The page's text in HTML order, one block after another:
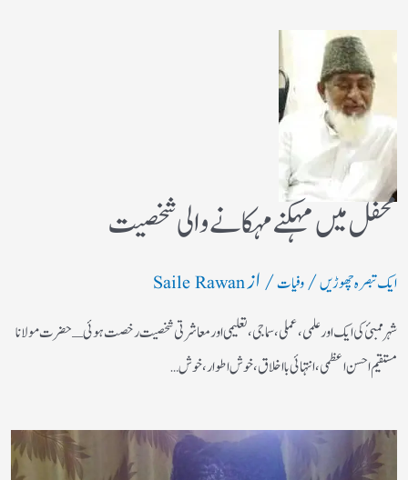
محفل میں مہکنے مہکانے والی شخصیت
ایک تبصرہ چھوڑیں/وفیات/ ازSaile Rawan
شہر ممبئ کی ایک اور علمی، عملی، سماجی، تعلیمی اور معاشرتی شخصیت رخصت ہوئی ـ حضرت مولانا
مستقیم احسن اعظمی، انتہائی بااخلاق، خوش اطوار، خوش…